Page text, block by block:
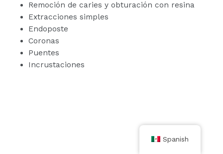
Remoción de caries y obturación con resina
Extracciones simples
Endoposte
Coronas
Puentes
Incrustaciones
Spanish